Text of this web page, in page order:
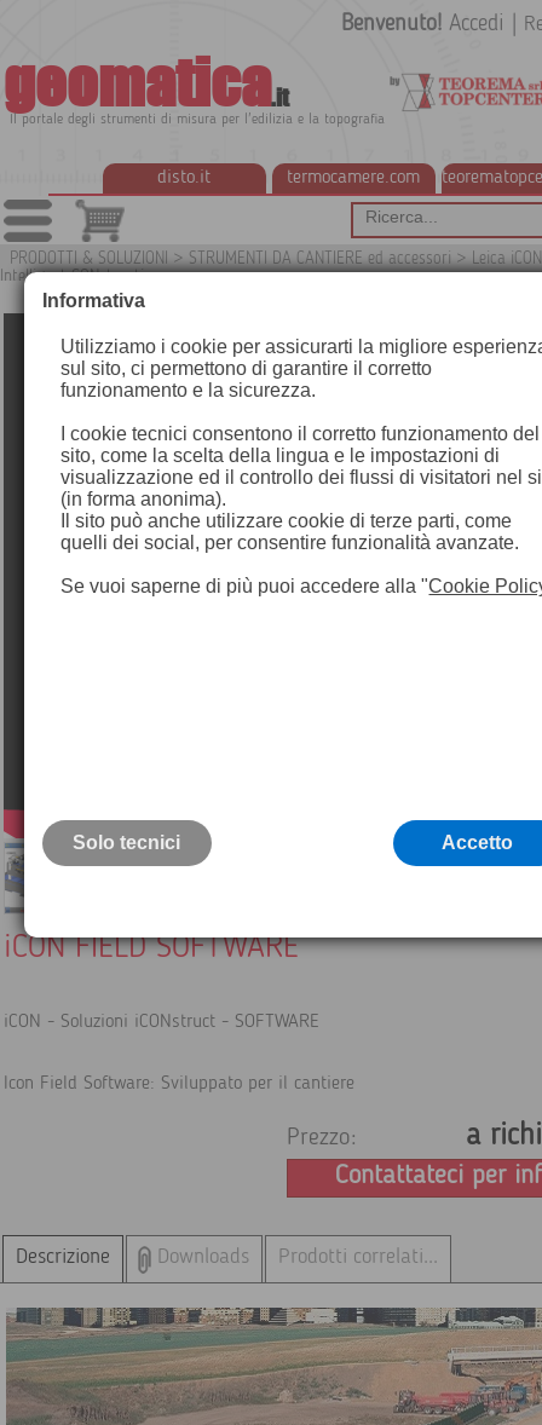
geomatica.it
Il portale degli strumenti di misura per l'edilizia e la topografia
disto.it termocamere.com
Benvenuto! Accedi
PRODOTTI & SOLUZIONI > STRUMENTI DA CANTIERE ed accessori > Leica iCON
Intelligent CONstruction
iCON FIELD SOFTWARE
iCON - Soluzioni iCONstruct - SOFTWARE
Icon Field Software: Sviluppato per il cantiere
Prezzo: a
Contattateci per
Descrizione Downloads Prodotti correlati...
Informativa
Utilizziamo i cookie per assicurarti la migliore
sul sito, ci permettono di garantire il corretto
funzionamento e la sicurezza.
I cookie tecnici consentono il corretto funzionamento del
sito, come la scelta della lingua e le impostazioni di
visualizzazione ed il controllo dei flussi di visitatori nel
(in forma anonima).
Il sito può anche utilizzare cookie di terze parti, come
quelli dei social, per consentire funzionalità avanzate.
Se vuoi saperne di più puoi accedere alla "Cookie
Solo tecnici Accetto